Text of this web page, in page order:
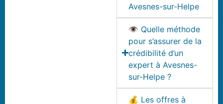
Avesnes-sur-Helpe
👁️ Quelle méthode
pour s’assurer de la
crédibilité d’un
expert à Avesnes-
sur-Helpe ?
💰 Les offres à